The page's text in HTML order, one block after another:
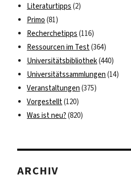
Literaturtipps (2)
Primo (81)
Recherchetipps (116)
Ressourcen im Test(364)
Universitätsbibliothek(440)
Universitätssammlungen (14)
Veranstaltungen (375)
Vorgestellt(120)
Was ist neu? (820)
ARCHIV